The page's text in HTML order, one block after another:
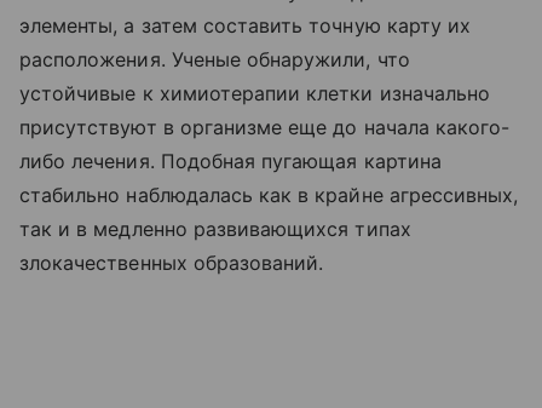
элементы, а затем составить точную карту их
расположения. Ученые обнаружили, что
устойчивые к химиотерапии клетки изначально
присутствуют в организме еще до начала какого-
либо лечения. Подобная пугающая картина
стабильно наблюдалась как в крайне агрессивных,
так и в медленно развивающихся типах
злокачественных образований.